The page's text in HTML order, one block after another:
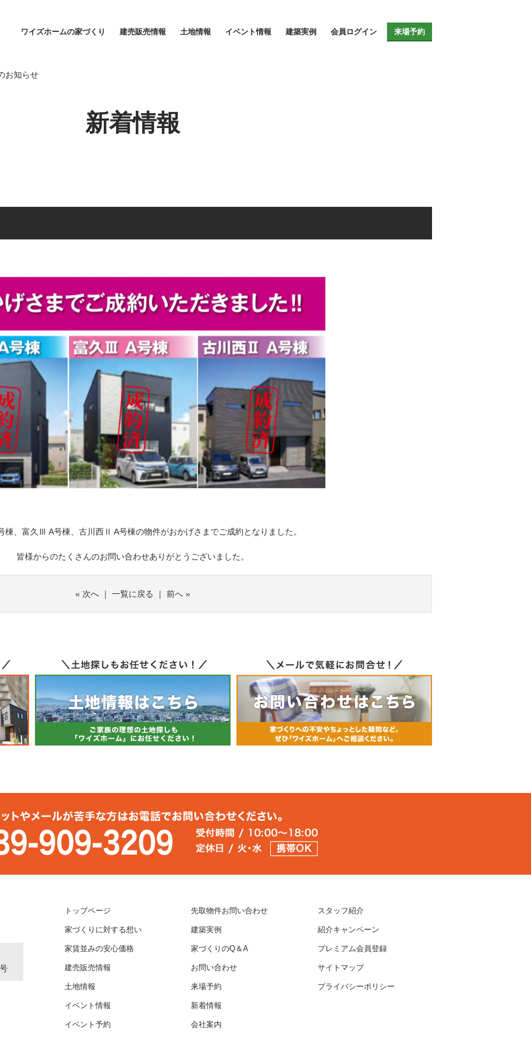
ワイズホームの家づくり 建売販売情報 土地情報 イベント情報 建築実例 会員ログイン 来場予約
お知らせ
新着情報
棟、富久Ⅲ A号棟、古川西Ⅱ A号棟の物件がおかげさまでご成約となりました。
皆様からのたくさんのお問い合わせありがとうございました。
« 次へ ｜ 一覧に戻る ｜ 前へ »
トップページ
家づくりに対する想い
家賃並みの安心価格
建売販売情報
土地情報
イベント情報
イベント予約
先取物件お問い合わせ
建築実例
家づくりのQ＆A
お問い合わせ
来場予約
新着情報
会社案内
スタッフ紹介
紹介キャンペーン
プレミアム会員登録
サイトマップ
プライバシーポリシー